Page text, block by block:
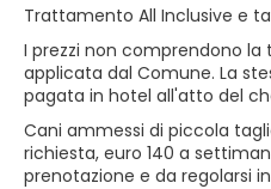
Trattamento All Inclusive e
I prezzi non comprendono la
applicata dal Comune. La
pagata in hotel all'atto del
Cani ammessi di piccola
richiesta, euro 140 a
prenotazione e da regolarsi